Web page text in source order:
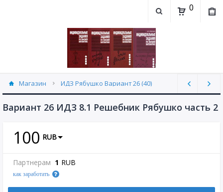
0
Магазин ИДЗ Рябушко Вариант 26 (40)
Вариант 26 ИДЗ 8.1 Решебник Рябушко часть 2
100 RUB
Партнерам 1 RUB
как заработать